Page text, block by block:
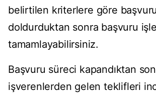
belirtilen kriterlere göre
doldurduktan sonra başvuru
tamamlayabilirsiniz.
Başvuru süreci kapandıktan
işverenlerden gelen teklifleri